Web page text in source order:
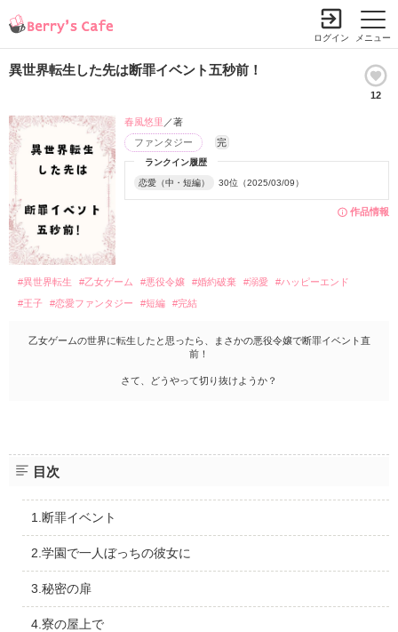
メニュー
ログイン
異世界転生した先は断罪イベント五秒前！
12
作品情報
ランクイン履歴
恋愛（中・短編） 30位（2025/03/09）
ファンタジー 完
春風悠里 ／著
#異世界転生 #乙女ゲーム #悪役令嬢 #婚約破棄 #溺愛
#ハッピーエンド
#王子
#恋愛ファンタジー #短編 #完結
乙女ゲームの世界に転生したと思ったら、まさかの悪役令嬢で断罪イベント直
前！
さて、どうやって切り抜けようか？
目次
1.断罪イベント
2.学園で一人ぼっちの彼女に
3.秘密の扉
4.寮の屋上で